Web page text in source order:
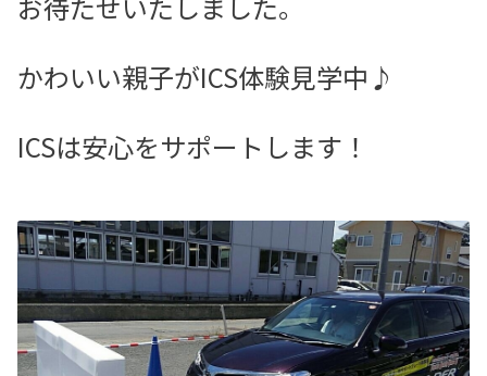
かわいい親子がICS体験見学中♪
ICSは安心をサポートします！